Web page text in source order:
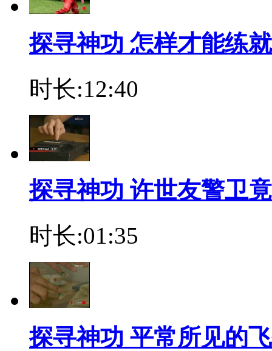
探寻神功 怎样才能练
时长:12:40
探寻神功 许世友警卫
时长:01:35
探寻神功 平常所见的